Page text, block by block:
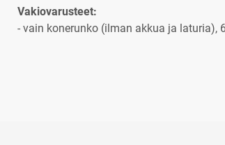
Vakiovarusteet:
- vain konerunko (ilman akkua ja laturia),